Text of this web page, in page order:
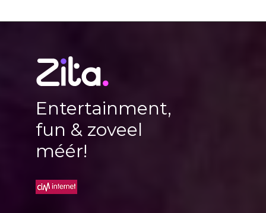
Entertainment,
fun & zoveel
méér!